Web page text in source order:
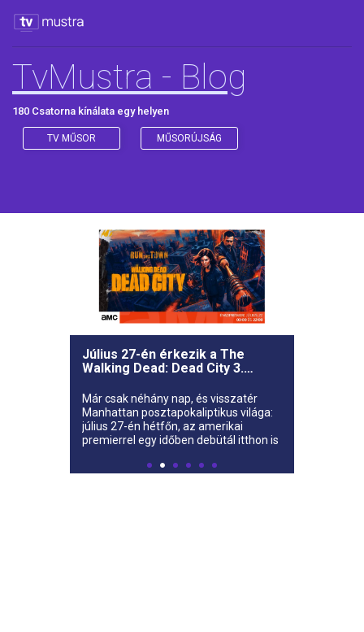
TvMustra - Blog
180 Csatorna kínálata egy helyen
TV MŰSOR MŰSORÚJSÁG
Július 27-én érkezik a The
Walking Dead: Dead City 3.
Már csak néhány nap, és visszatér
Manhattan posztapokaliptikus világa:
július 27-én hétfőn, az amerikai
premierrel egy időben debütál itthon is
City harmadik évada.